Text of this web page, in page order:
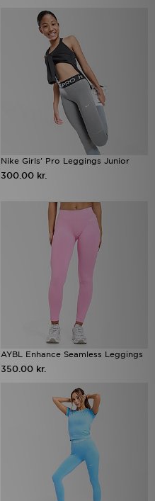
Nike Girls' Pro Leggings Junior
300.00 kr.
AYBL Enhance Seamless Leggings
350.00 kr.